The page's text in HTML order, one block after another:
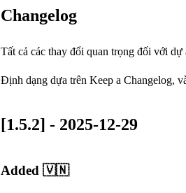
Changelog
Tất cả các thay đổi quan trọng đối với dự
Định dạng dựa trên Keep a Changelog,
[1.5.2] - 2025-12-29
Added 🇻🇳